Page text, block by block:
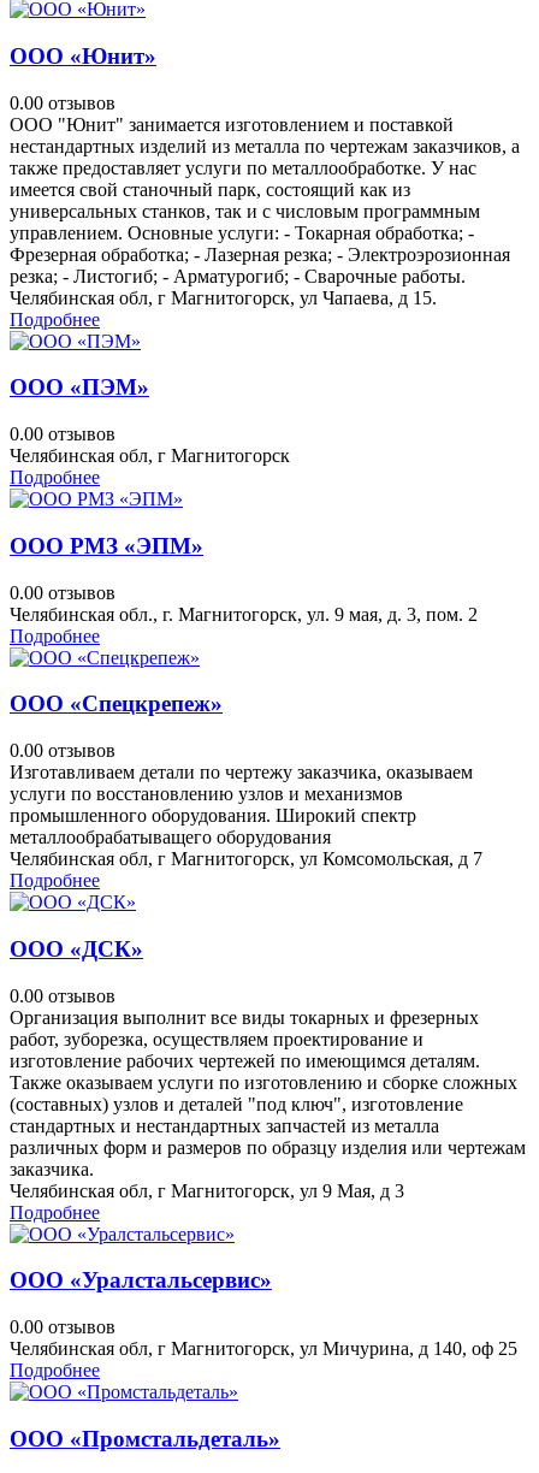
ООО «Юнит»
0.00 отзывов
ООО "Юнит" занимается изготовлением и поставкой
нестандартных изделий из металла по чертежам заказчиков, а
также предоставляет услуги по металлообработке. У нас
имеется свой станочный парк, состоящий как из
универсальных станков, так и с числовым программным
управлением. Основные услуги: - Токарная обработка; -
Фрезерная обработка; - Лазерная резка; - Электроэрозионная
резка; - Листогиб; - Арматурогиб; - Сварочные работы.
Челябинская обл, г Магнитогорск, ул Чапаева, д 15.
Подробнее
ООО «ПЭМ»
0.00 отзывов
Челябинская обл, г Магнитогорск
Подробнее
ООО РМЗ «ЭПМ»
0.00 отзывов
Челябинская обл., г. Магнитогорск, ул. 9 мая, д. 3, пом. 2
Подробнее
ООО «Спецкрепеж»
0.00 отзывов
Изготавливаем детали по чертежу заказчика, оказываем
услуги по восстановлению узлов и механизмов
промышленного оборудования. Широкий спектр
металлообрабатыващего оборудования
Челябинская обл, г Магнитогорск, ул Комсомольская, д 7
Подробнее
ООО «ДСК»
0.00 отзывов
Организация выполнит все виды токарных и фрезерных
работ, зуборезка, осуществляем проектирование и
изготовление рабочих чертежей по имеющимся деталям.
Также оказываем услуги по изготовлению и сборке сложных
(составных) узлов и деталей "под ключ", изготовление
стандартных и нестандартных запчастей из металла
различных форм и размеров по образцу изделия или чертежам
заказчика.
Челябинская обл, г Магнитогорск, ул 9 Мая, д 3
Подробнее
ООО «Уралстальсервис»
0.00 отзывов
Челябинская обл, г Магнитогорск, ул Мичурина, д 140, оф 25
Подробнее
ООО «Промстальдеталь»